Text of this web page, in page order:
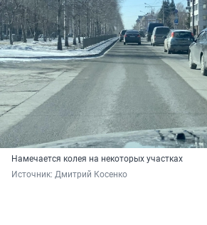
Намечается колея на некоторых участках
Источник: Дмитрий Косенко